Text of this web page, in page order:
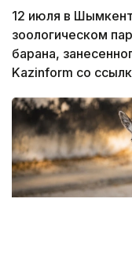
12 июля в
зоологическом
барана,
Kazinform со